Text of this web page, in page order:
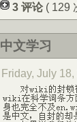
3 评论 ( 129
中文学习
Friday, July